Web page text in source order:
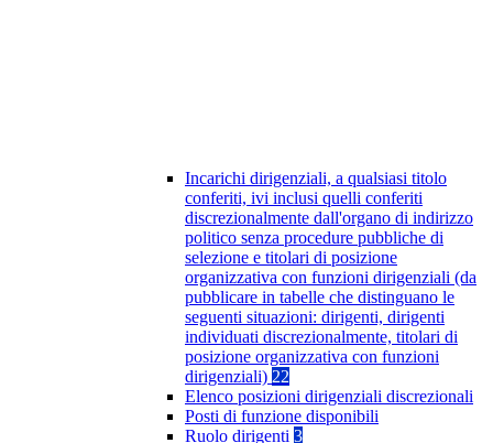
Incarichi dirigenziali, a qualsiasi titolo
conferiti, ivi inclusi quelli conferiti
discrezionalmente dall'organo di indirizzo
politico senza procedure pubbliche di
selezione e titolari di posizione
organizzativa con funzioni dirigenziali (da
pubblicare in tabelle che distinguano le
seguenti situazioni: dirigenti, dirigenti
individuati discrezionalmente, titolari di
posizione organizzativa con funzioni
dirigenziali) 22
Elenco posizioni dirigenziali discrezionali
Posti di funzione disponibili
Ruolo dirigenti 3